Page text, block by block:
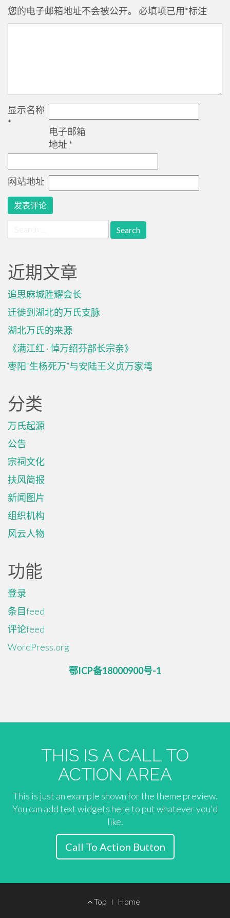
您的电子邮箱地址不会被公开。 必填项已用*标注
显示名称
*
电子邮箱
地址 *
网站地址
for:
近期文章
追思麻城胜耀会长
迁徙到湖北的万氏支脉
湖北万氏的来源
《满江红 · 悼万绍芬部长宗亲》
枣阳“生杨死万”与安陆王义贞万家塆
分类
万氏起源
公告
宗祠文化
扶风简报
新闻图片
组织机构
风云人物
功能
登录
条目feed
评论feed
WordPress.org
鄂ICP备18000900号-1
THIS IS A CALL TO
ACTION AREA
This is just an example shown for the theme preview.
You can add text widgets here to put whatever you'd
like.
Call To Action Button
Top Home